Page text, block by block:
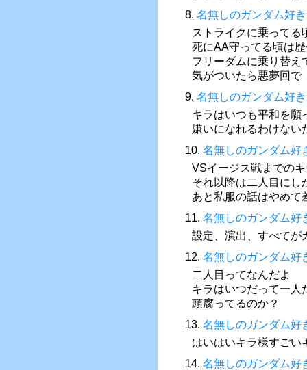
8. 名無しのガンダム好き
ストライクに乗ってる
死にAA守ってる頃は
フリーダムに乗り替え
気がついたら悪夢回で
9. 名無しのガンダム好き
キラはいつも平和を願
嫌いになれるわけない
10. 名無しのガンダム好
VSイージス戦までの
それ以降は二人目にし
あと私服の話はやめて
11. 名無しのガンダム好
設定、演出、すべてが
12. 名無しのガンダム好
二人目ってなんだよ
キラはいつだって一人
頭腐ってるのか？
13. 名無しのガンダム好
はいはいキラ様すごい
14. 名無しのガンダム好